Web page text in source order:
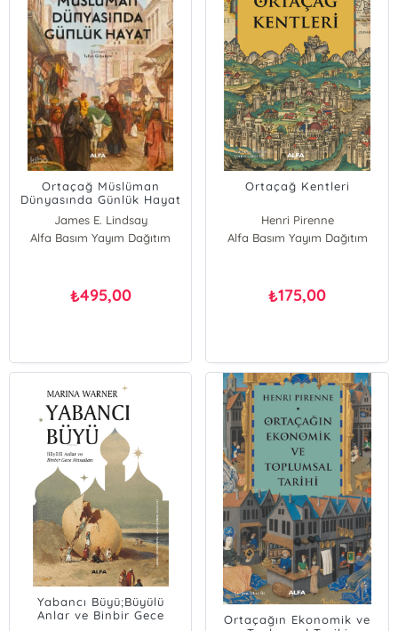
Ortaçağ Müslüman
Dünyasında Günlük Hayat
James E. Lindsay
Alfa Basım Yayım Dağıtım
₺495,00
Ortaçağ Kentleri
Henri Pirenne
Alfa Basım Yayım Dağıtım
₺175,00
Yabancı Büyü;Büyülü
Anlar ve Binbir Gece
Ortaçağın Ekonomik ve